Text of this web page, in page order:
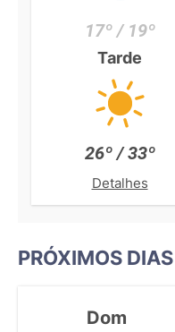
17º / 19º
Tarde
26º / 33º
Detalhes
PRÓXIMOS DIAS
Dom